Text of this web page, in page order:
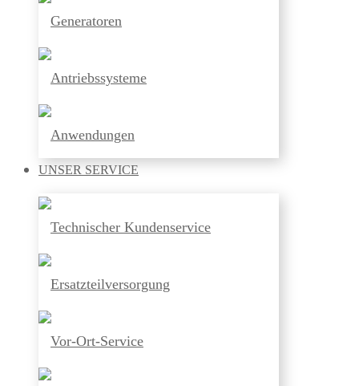
Generatoren
Antriebssysteme
Anwendungen
UNSER SERVICE
Technischer Kundenservice
Ersatzteilversorgung
Vor-Ort-Service